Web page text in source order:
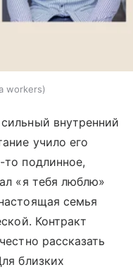
workers
внутренний
учило его
то подлинное,
«я тебя люблю»
семья
Контракт
рассказать
близких